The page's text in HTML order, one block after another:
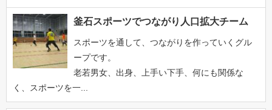
釜石スポーツでつながり人口拡大チーム
スポーツを通して、つながりを作っていくグル
ープです。
老若男女、出身、上手い下手、何にも関係な
く、スポーツを一...